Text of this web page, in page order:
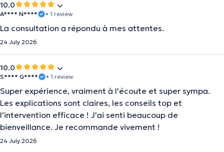
10.0
A**** N**** • 1 review
La consultation a répondu à mes attentes.
24 July 2026
10.0
S**** G**** • 1 review
Super expérience, vraiment à l'écoute et super sympa.
Les explications sont claires, les conseils top et
l’intervention efficace ! J'ai senti beaucoup de
bienveillance. Je recommande vivement !
24 July 2026